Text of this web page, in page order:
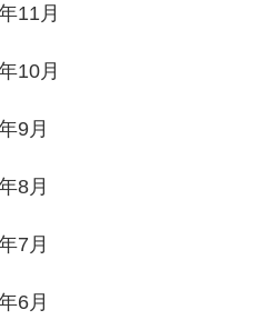
11月
10月
9月
8月
7月
6月